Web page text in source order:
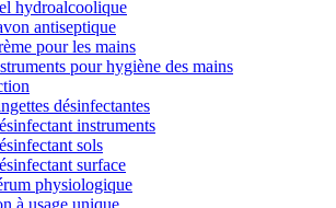
hydroalcoolique
antiseptique
pour les mains
pour hygiène des mains
désinfectantes
instruments
sols
surface
physiologique
à usage unique